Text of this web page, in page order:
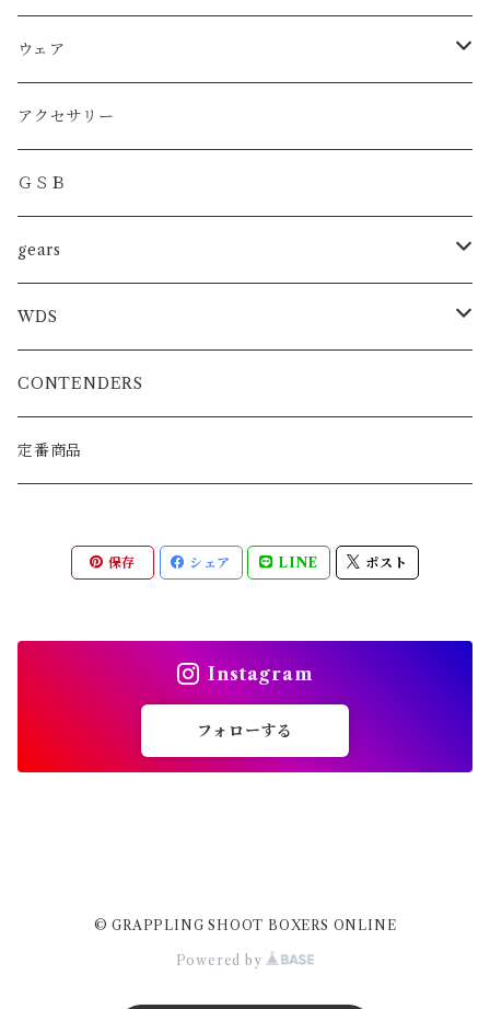
MMA
BOXING
KICKBOXING
トレーニンググローブ
スパーリンググローブ
SHOOTBOXING
JIU-JITSU
KARATE
ウェア
DRYT
DRYトレーニングショーツ
ファイトショーツ
アクセサリー
ＧＳＢ
gears
MMA
BOXING/MUAYTHAY
ATHRETE
スパーリンググローブ
パンチンググローブ
WDS
スパーリンググローブ
MMAグローブ
CONTENDERS
定番商品
保存 シェア LINE ポスト
Instagram
フォローする
© GRAPPLING SHOOT BOXERS ONLINE
Powered by